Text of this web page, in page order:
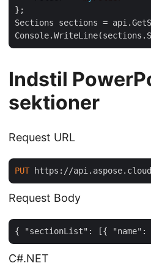
};
Sections sections =
Indstil
sektioner
Request URL
PUT https://
Request Body
{ "sectionList" : [{ "name" :
C#.NET